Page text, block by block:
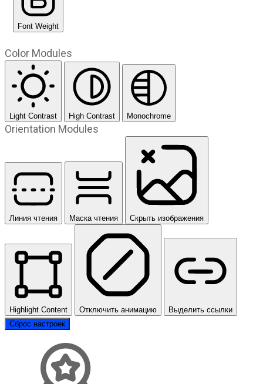
Font Weight
Color Modules
Light Contrast High Contrast Monochrome
Orientation Modules
Линия чтения Маска чтения Скрыть изображения
Highlight Content Отключить анимацию
Выделить ссылки
Сброс настроек